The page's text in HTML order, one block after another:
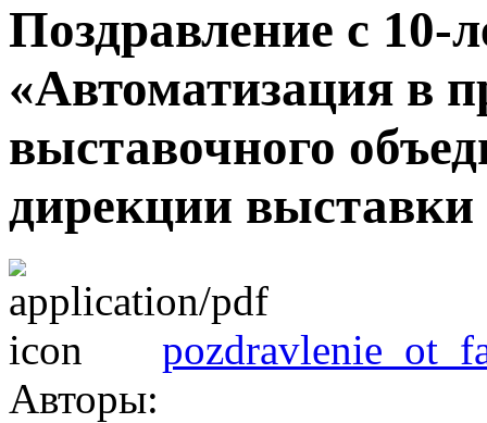
Поздравление с 10-
«Автоматизация в
выставочного
дирекции
Авторы: